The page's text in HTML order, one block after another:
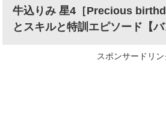
牛込りみ 星4［Precious
とスキルと特訓エピソード【バ
スポンサードリン